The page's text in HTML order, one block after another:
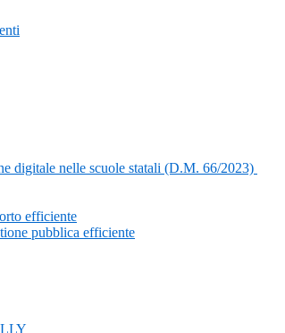
digitale nelle scuole statali (D.M. 66/2023)
efficiente
pubblica efficiente